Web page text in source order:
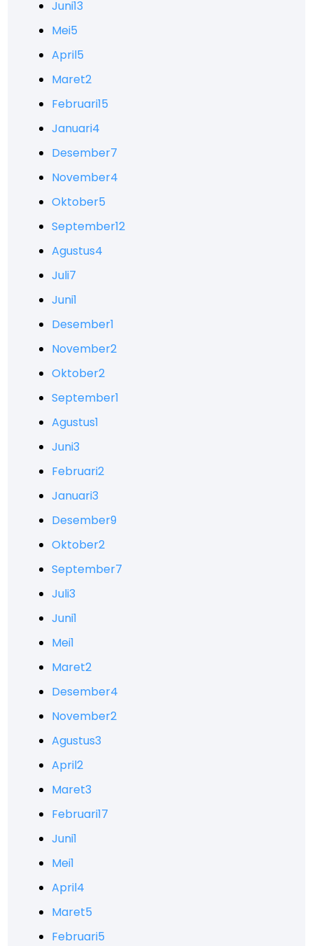
Juni13
Mei5
April5
Maret2
Februari15
Januari4
Desember7
November4
Oktober5
September12
Agustus4
Juli7
Juni1
Desember1
November2
Oktober2
September1
Agustus1
Juni3
Februari2
Januari3
Desember9
Oktober2
September7
Juli3
Juni1
Mei1
Maret2
Desember4
November2
Agustus3
April2
Maret3
Februari17
Juni1
Mei1
April4
Maret5
Februari5